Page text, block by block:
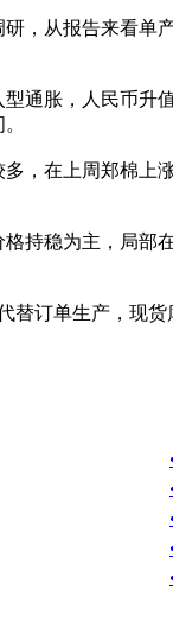
，从报告来看
通胀，人民币
，在上周郑棉
持稳为主，局
订单生产，现